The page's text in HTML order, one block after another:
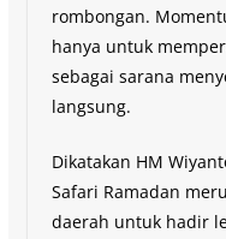
rombongan.
hanya untuk
sebagai sarana
langsung.
Dikatakan HM
Safari Ramadan
daerah untuk hadir